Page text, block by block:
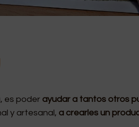
es poder ayudar a tantos otros
y artesanal, a crearles un